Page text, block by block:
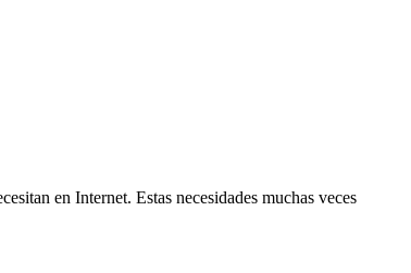
en Internet. Estas necesidades muchas veces